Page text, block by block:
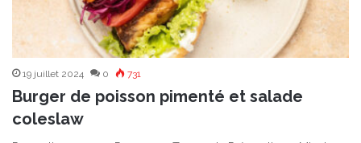
19 juillet 2024 0 731
Burger de poisson pimenté et salade
coleslaw